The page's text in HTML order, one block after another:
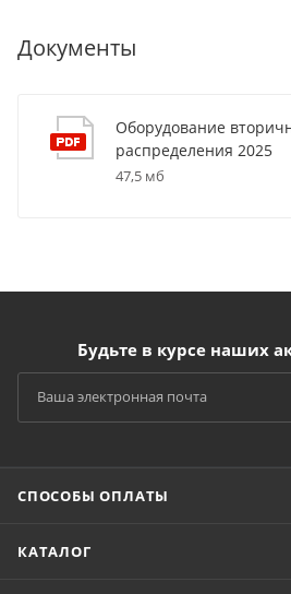
Документы
Оборудование
распределения 2025
47,5 мб
Будьте в курсе наших
СПОСОБЫ ОПЛАТЫ
КАТАЛОГ